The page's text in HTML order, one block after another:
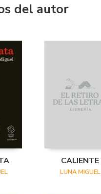
del autor
CALIENTE
LUNA MIGUEL